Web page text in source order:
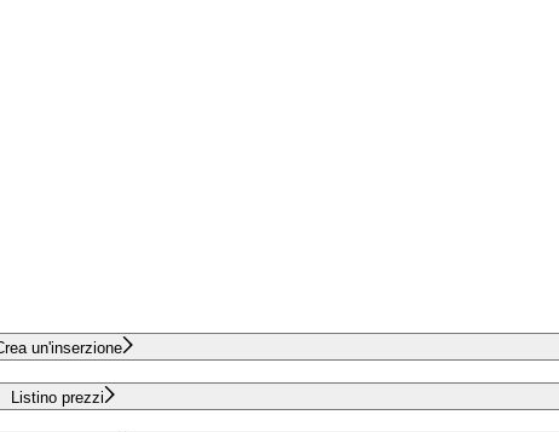
un'inserzione
Listino prezzi